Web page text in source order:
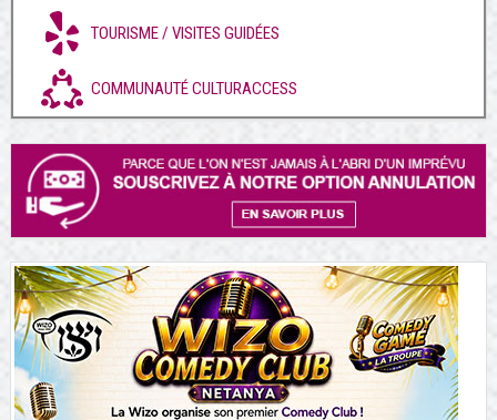
TOURISME / VISITES GUIDÉES
COMMUNAUTÉ CULTURACCESS